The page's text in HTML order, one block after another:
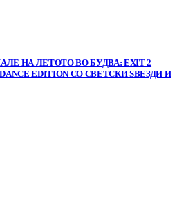
НА ЛЕТОТО ВО БУДВА: EXIT 2
DANCE EDITION СО СВЕТСКИ ЅВЕЗДИ И